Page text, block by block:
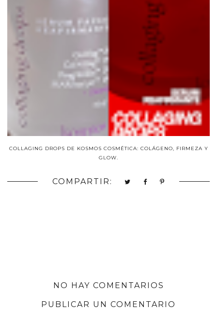
COLLAGING DROPS DE KOSMOS COSMÉTICA: COLÁGENO, FIRMEZA Y
GLOW.
COMPARTIR:
NO HAY COMENTARIOS
PUBLICAR UN COMENTARIO